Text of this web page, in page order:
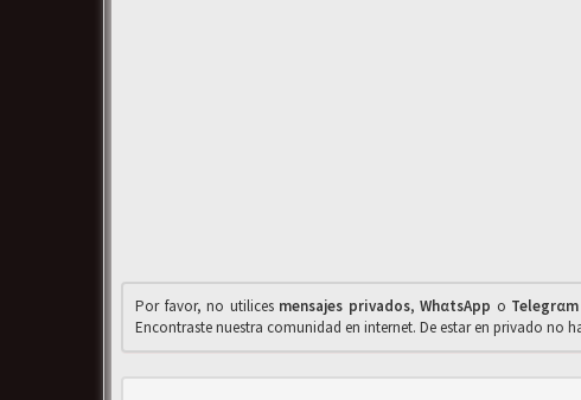
Por favor, no utilices mensajes privados,WhαtsApp o Telegrαm
Encontraste nuestra comunidad en internet. De estar en privado no